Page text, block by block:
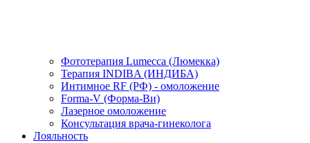
Фототерапия Lumecca (Люмекка)
Терапия INDIBA (ИНДИБА)
Интимное RF (РФ) - омоложение
Forma-V (Форма-Ви)
Лазерное омоложение
Консультация врача-гинеколога
Лояльность